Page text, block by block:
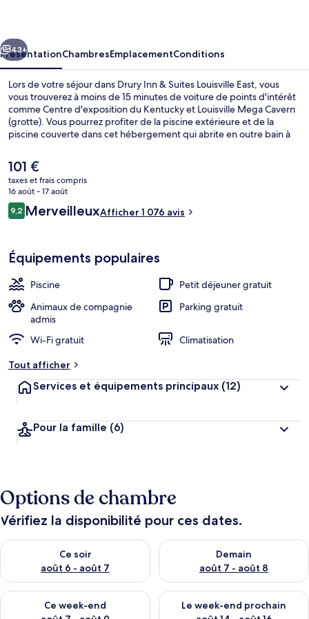
Louisville
East
Suivant
43+
PrésentationChambresEmplacementConditions
Lors de votre séjour dans Drury Inn & Suites Louisville East, vous
vous trouverez à moins de 15 minutes de voiture de points d'intérêt
comme Centre d'exposition du Kentucky et Louisville Mega Cavern
(grotte). Vous pourrez profiter de la piscine extérieure et de la
piscine couverte dans cet hébergement qui abrite en outre bain à
En voiture depuis l'hébergement, il ne vous faudra qu'une dizaine
de minutes pour rejoindre des sites comme Zoo de Louisville et
Louisville Waterfront Park (parc municipal de 29 ha).La literie de
qualité et le personnel attentionné remportent un franc succès
auprès des autres voyageurs.
Le
prix
actuel
est
de
101 €
taxes et frais compris
16 août - 17 août
Avis
voyageurs
9,29,2 sur 10
MerveilleuxAfficher 1 076 avis
Équipements populaires
Piscine
Petit déjeuner gratuit
Animaux de compagnie
admis
Parking gratuit
Wi-Fi gratuit
Climatisation
Tout afficher
Services et équipements principaux (12)
Pour la famille (6)
Options de chambre
Vérifiez la disponibilité pour ces dates.
Ce soir
août 6 - août 7
Vérifier la disponibilité pour ce soir août 6 - août 7
Demain
août 7 - août 8
Vérifier la disponibilité pour
Ce week-end
Vérifier la disponibilité pour ce week-end août 7 - août 9
Le week-end prochain
Vérifier la disponibilité pour